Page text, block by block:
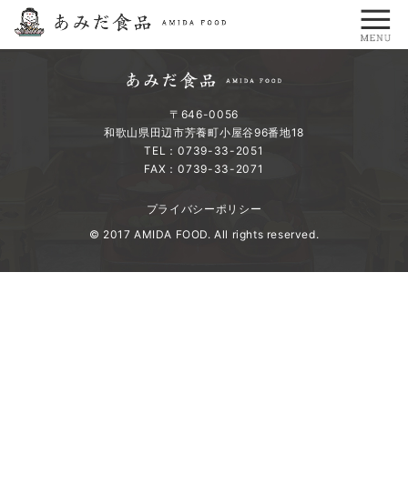
〒646-0056
和歌山県田辺市芳養町小屋谷96番地18
TEL：0739-33-2051
FAX：0739-33-2071
プライバシーポリシー
© 2017 AMIDA FOOD. All rights reserved.